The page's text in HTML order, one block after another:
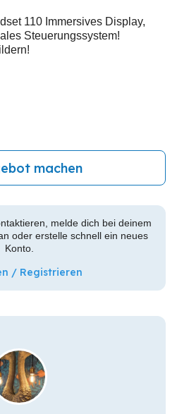
110 Immersives Display,
Steuerungssystem!
machen
melde dich bei deinem
oder erstelle schnell ein neues
Konto.
/ Registrieren